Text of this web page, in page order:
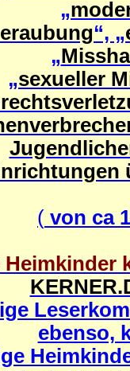
„
“, „
„
„sexueller
( von ca
Heimkinder
ebenso,